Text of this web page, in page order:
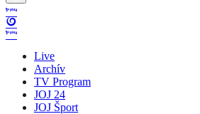
Live
Archív
TV Program
JOJ 24
JOJ Šport